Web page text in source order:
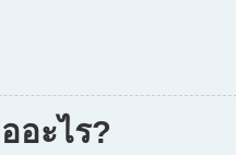
อะไร?